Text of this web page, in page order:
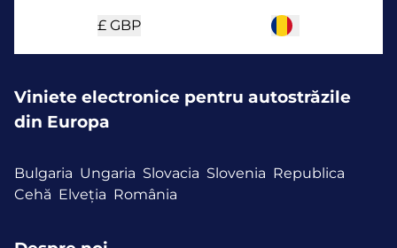
£ GBP
Viniete electronice pentru autostrăzile
din Europa
Bulgaria Ungaria Slovacia Slovenia Republica
Cehă Elveția România